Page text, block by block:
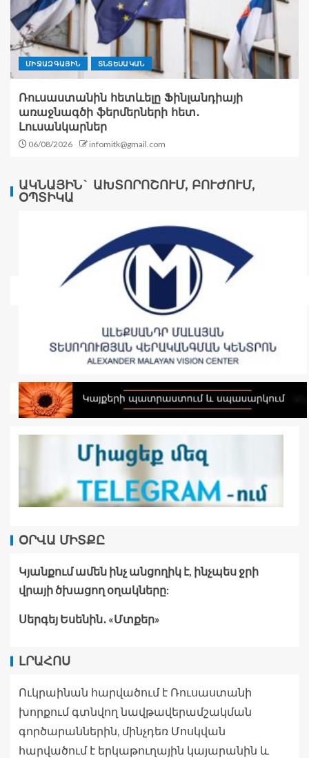
ՄԻՋԱԶԳԱՅԻՆ ՏՆՏԵՍԱԿԱՆ
Ռուսաստանին հետևելը Ֆինլանդիայի
առաջնագծի ֆերմերների հետ․
Լուսանկարներ
06/08/2026 infomitk@gmail.com
ԱԿՆԱՅԻՆ` ԱԽՏՈՐՈՇՈՒՄ, ԲՈՒԺՈՒՄ,
ՕՊՏԻԿԱ
ՕՐՎԱ ՄԻՏՔԸ
Կյանքում ամեն ինչ անցողիկ է, ինչպես ջրի
վրայի ծխացող օղակները:
Սերգեյ Եսենին․ «Մտքեր»
ԼՐԱՀՈՍ
Ուկրաինան հարվածում է Ռուսաստանի
խորքում գտնվող նավթավերամշակման
գործարաններին, մինչդեռ Մոսկվան
հարվածում է երկաթուղային կայարանին և